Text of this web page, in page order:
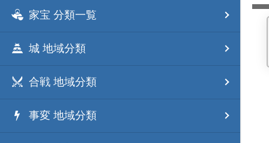
家宝 分類一覧
城 地域分類
合戦 地域分類
事変 地域分類